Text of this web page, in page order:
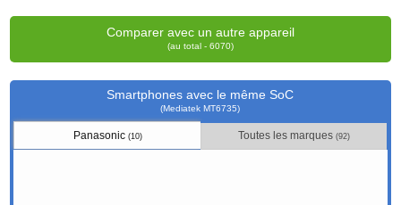
Comparer avec un autre appareil
(au total - 6070)
Smartphones avec le même SoC
(Mediatek MT6735)
Panasonic (10) Toutes les marques(92)